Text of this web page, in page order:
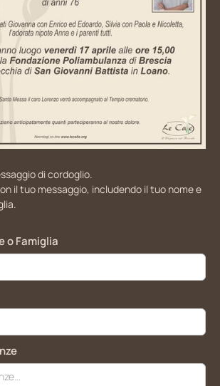
di cordoglio.
il tuo messaggio, includendo il tuo nome e
o Famiglia